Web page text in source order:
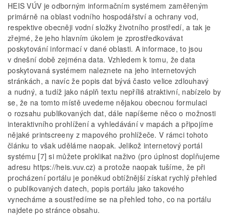
HEIS VÚV je odborným informačním systémem zaměřeným
primárně na oblast vodního hospodářství a ochrany vod,
respektive obecněji vodní složky životního prostředí, a tak je
zřejmé, že jeho hlavním úkolem je zprostředkovávat
poskytování informací v dané oblasti. A informace, to jsou
v dnešní době zejména data. Vzhledem k tomu, že data
poskytovaná systémem naleznete na jeho internetových
stránkách, a navíc že popis dat bývá často velice zdlouhavý
a nudný, a tudíž jako náplň textu nepříliš atraktivní, nabízelo by
se, že na tomto místě uvedeme nějakou obecnou formulaci
o rozsahu publikovaných dat, dále napíšeme něco o možnosti
interaktivního prohlížení a vyhledávání v mapách a připojíme
nějaké printscreeny z mapového prohlížeče. V rámci tohoto
článku to však uděláme naopak. Jelikož internetový portál
systému [7] si můžete proklikat naživo (pro úplnost doplňujeme
adresu https://heis.vuv.cz) a protože naopak tušíme, že při
procházení portálu je poněkud obtížnější získat rychlý přehled
o publikovaných datech, popis portálu jako takového
vynecháme a soustředíme se na přehled toho, co na portálu
najdete po stránce obsahu.